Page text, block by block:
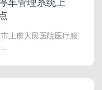
上虞人民医院医疗服